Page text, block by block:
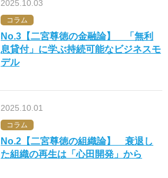
2025.10.03
コラム
No.3【二宮尊徳の金融論】 「無利
息貸付」に学ぶ持続可能なビジネスモ
デル
2025.10.01
コラム
No.2【二宮尊徳の組織論】 衰退し
た組織の再生は「心田開発」から